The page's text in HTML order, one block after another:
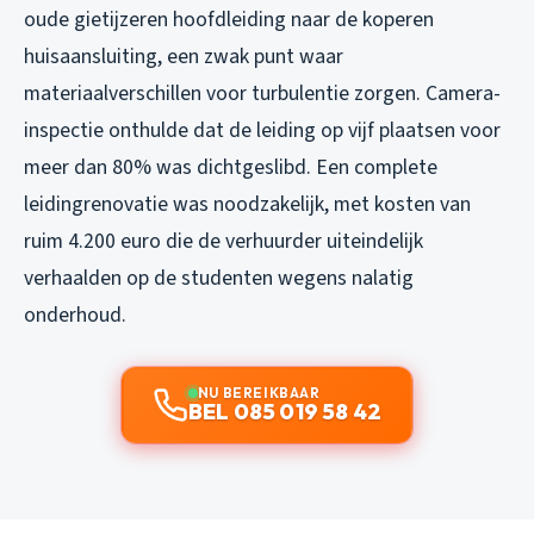
oude gietijzeren hoofdleiding naar de koperen
huisaansluiting, een zwak punt waar
materiaalverschillen voor turbulentie zorgen. Camera-
inspectie onthulde dat de leiding op vijf plaatsen voor
meer dan 80% was dichtgeslibd. Een complete
leidingrenovatie was noodzakelijk, met kosten van
ruim 4.200 euro die de verhuurder uiteindelijk
verhaalden op de studenten wegens nalatig
onderhoud.
NU BEREIKBAAR
BEL 085 019 58 42